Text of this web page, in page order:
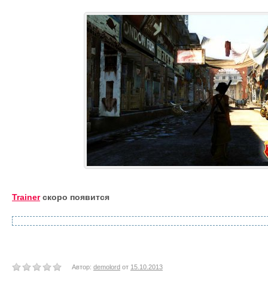
Trainerскоро появится
Автор: demolord от 15.10.2013